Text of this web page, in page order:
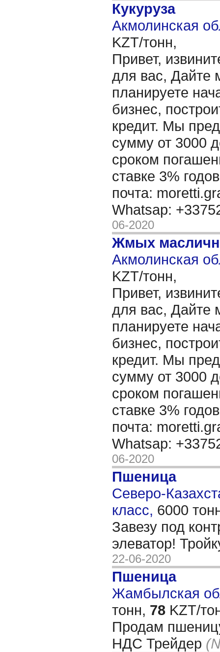
Кукуруза
Акмолинская
KZT/тонн,
Привет,
для вас, Дайте
планируете
бизнес,
кредит. Мы
сумму от 3000
сроком
ставке 3%
почта:
Whatsap:
06-2020
Жмых
Акмолинская
KZT/тонн,
Привет,
для вас, Дайте
планируете
бизнес,
кредит. Мы
сумму от 3000
сроком
ставке 3%
почта:
Whatsap:
06-2020
Пшеница
Северо-
класс, 6000
Завезу под
элеватор!
22-06-2020
Пшеница
Жамбылская
тонн, 78 KZT/
Продам
НДС Трейдер